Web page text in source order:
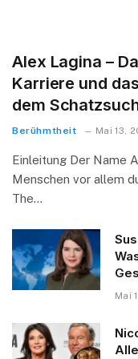
Alex Lagina –
Karriere und
dem
Berühmtheit Mai 13,
Einleitung Der Name
Menschen vor allem
The…
Mai